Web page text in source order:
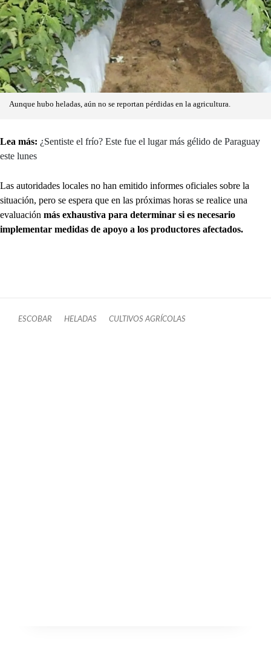
Aunque hubo heladas, aún no se reportan pérdidas en la agricultura.
Lea más: ¿Sentiste el frío? Este fue el lugar más gélido de Paraguay
este lunes
Las autoridades locales no han emitido informes oficiales sobre la
situación, pero se espera que en las próximas horas se realice una
evaluación más exhaustiva para determinar si es necesario
implementar medidas de apoyo a los productores afectados.
ESCOBAR HELADAS CULTIVOS AGRÍCOLAS